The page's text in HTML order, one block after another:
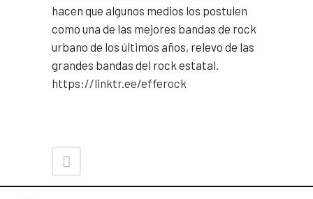
hacen que algunos medios los postulen
como una de las mejores bandas de rock
urbano de los últimos años, relevo de las
grandes bandas del rock estatal.
https://linktr.ee/efferock